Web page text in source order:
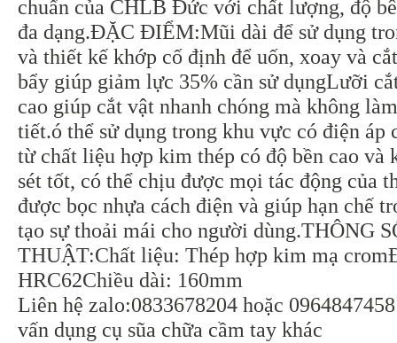
chuẩn của CHLB Đức với chất lượng, độ
đa dạng.ĐẶC ĐIỂM:Mũi dài để sử dụng
và thiết kế khớp cố định để uốn, xoay và
bẩy giúp giảm lực 35% cần sử dụngLưỡi
cao giúp cắt vật nhanh chóng mà không
tiết.ó thể sử dụng trong khu vực có điện
từ chất liệu hợp kim thép có độ bền cao và
sét tốt, có thể chịu được mọi tác động của
được bọc nhựa cách điện và giúp hạn chế
tạo sự thoải mái cho người dùng.THÔNG
THUẬT:Chất liệu: Thép hợp kim mạ
HRC62Chiều dài: 160mm
Liên hệ zalo:0833678204 hoặc
vấn dụng cụ sũa chữa cầm tay khác